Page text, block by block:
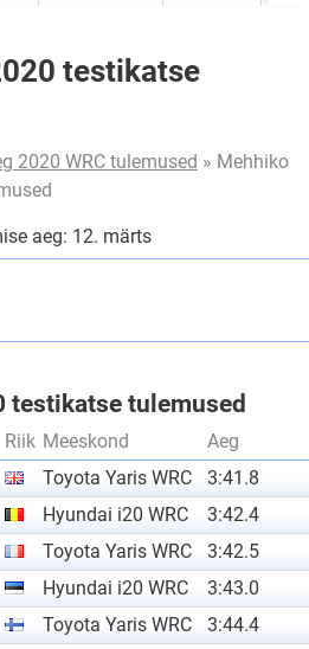
testikatse
2020 WRC tulemused » Mehhiko
aeg: 12. märts
testikatse tulemused
Riik Meeskond
Aeg
Toyota Yaris WRC
3:41.8
Hyundai i20 WRC
3:42.4
Toyota Yaris WRC
3:42.5
Hyundai i20 WRC
3:43.0
Toyota Yaris WRC
3:44.4